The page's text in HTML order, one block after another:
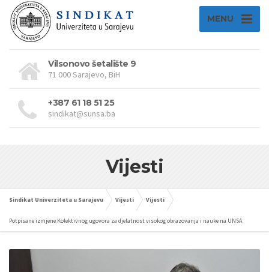
MENU
Vilsonovo šetalište 9
71 000 Sarajevo, BiH
+387 61 18 51 25
sindikat@sunsa.ba
Vijesti
Sindikat Univerziteta u Sarajevu Vijesti Vijesti
Potpisane izmjene Kolektivnog ugovora za djelatnost visokog obrazovanja i nauke na UNSA